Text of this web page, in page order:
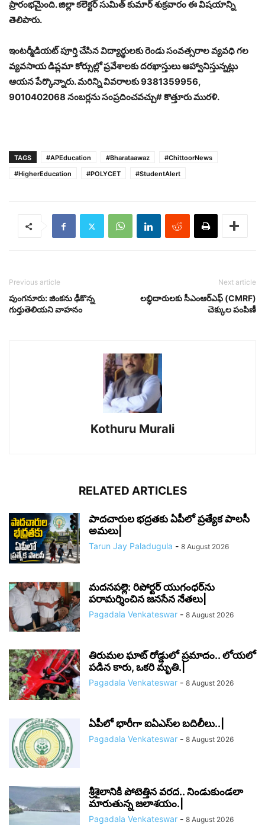
ప్రారంభమైంది. జిల్లా కలెక్టర్ సుమిత్ కుమార్ శుక్రవారం ఈ విషయాన్ని
తెలిపారు.
ఇంటర్మీడియట్ పూర్తి చేసిన విద్యార్థులకు రెండు సంవత్సరాల వ్యవధి గల
వ్యవసాయ డిప్లమా కోర్సుల్లో ప్రవేశాలకు దరఖాస్తులు ఆహ్వానిస్తున్నట్లు
ఆయన పేర్కొన్నారు. మరిన్ని వివరాలకు 9381359956,
9010402068 నంబర్లను సంప్రదించవచ్చు# కొత్తూరు మురళి.
TAGS #APEducation #Bharataawaz
#ChittoorNews
#HigherEducation
#POLYCET #StudentAlert
Previous article
పుంగనూరు: జింకను ఢీకొన్న
గుర్తుతెలియని వాహనం
Next article
లబ్ధిదారులకు సీఎంఆర్ఎఫ్ (CMRF)
చెక్కుల పంపిణీ
Kothuru Murali
RELATED ARTICLES
పాదచారుల భద్రతకు ఏపీలో ప్రత్యేక పాలసీ
అమలు|
Tarun Jay Paladugula - 8 August 2026
మదనపల్లె: రిపోర్టర్ యుగంధర్‌ను
పరామర్శించిన జనసేన నేతలు|
Pagadala Venkateswar - 8 August 2026
తిరుమల ఘాట్ రోడ్డులో ప్రమాదం.. లోయలో
పడిన కారు, ఒకరి మృతి.|
Pagadala Venkateswar - 8 August 2026
ఏపీలో భారీగా ఐఏఎస్‌ల బదిలీలు..|
Pagadala Venkateswar - 8 August 2026
శ్రీశైలానికి పోటెత్తిన వరద.. నిండుకుండలా
మారుతున్న జలాశయం.|
Pagadala Venkateswar - 8 August 2026